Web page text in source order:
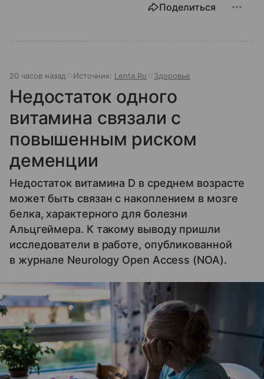
Поделиться
20 часов назад Источник: Lenta.Ru Здоровье
Недостаток одного
витамина связали с
повышенным риском
деменции
Недостаток витамина D в среднем возрасте
может быть связан с накоплением в мозге
белка, характерного для болезни
Альцгеймера. К такому выводу пришли
исследователи в работе, опубликованной
в журнале Neurology Open Access (NOA).